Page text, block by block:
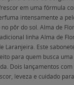
em uma fórmula
intensamente a
pôr do sol. Alma de
linha Alma de
Laranjeira. Este
para quem busca uma
Dois lançamentos
leveza e cuidado